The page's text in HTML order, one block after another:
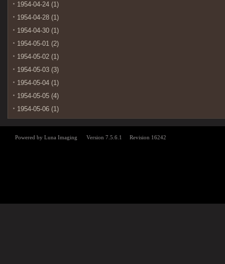
1954-04-24 (1)
1954-04-28 (1)
1954-04-30 (1)
1954-05-01 (2)
1954-05-02 (1)
1954-05-03 (3)
1954-05-04 (1)
1954-05-05 (4)
1954-05-06 (1)